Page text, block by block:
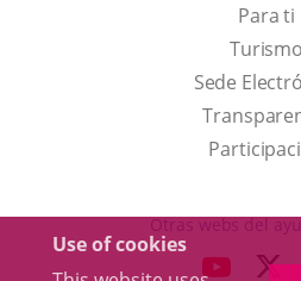
Use of cookies
Para ti
Turismo
Sede
Otras webs del
LINK